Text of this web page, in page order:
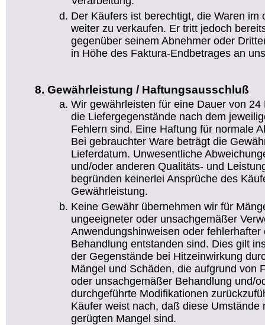
Der Käufers ist berechtigt, die Waren im
weiter zu verkaufen. Er tritt jedoch
gegenüber seinem Abnehmer oder
in Höhe des Faktura-Endbetrages an
Gewährleistung / Haftungsausschluß
Wir gewährleisten für eine Dauer von
die Liefergegenstände nach dem
Fehlern sind. Eine Haftung für normale
Bei gebrauchter Ware beträgt die
Lieferdatum. Unwesentliche
und/oder anderen Qualitäts- und
begründen keinerlei Ansprüche des
Gewährleistung.
Keine Gewähr übernehmen wir für
ungeeigneter oder unsachgemäßer
Anwendungshinweisen oder fehlerhafter
Behandlung entstanden sind. Dies gilt
der Gegenstände bei Hitzeinwirkung
Mängel und Schäden, die aufgrund von
oder unsachgemäßer Behandlung und/
durchgeführte Modifikationen
Käufer weist nach, daß diese Umstände
gerügten Mangel sind.